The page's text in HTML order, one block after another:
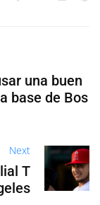
una buen
base de Bos
Next
T